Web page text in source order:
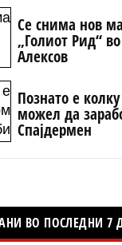
Се снима нов
„Голиот Рид“
Алексов
Познато е
можел да
Спајдермен
ВО ПОСЛЕДНИ 7